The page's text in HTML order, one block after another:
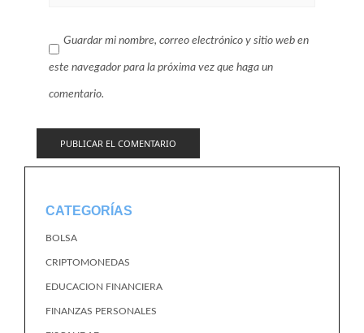
Guardar mi nombre, correo electrónico y sitio web en
este navegador para la próxima vez que haga un
comentario.
CATEGORÍAS
BOLSA
CRIPTOMONEDAS
EDUCACION FINANCIERA
FINANZAS PERSONALES